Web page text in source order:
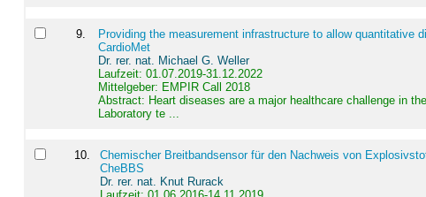
9
Providing the measurement infrastructure to allow quantitative
CardioMet
Dr. rer. nat. Michael G. Weller
Laufzeit: 01.07.2019-31.12.2022
Mittelgeber: EMPIR Call 2018
Abstract: Heart diseases are a major healthcare challenge in
Laboratory te ...
10.
Chemischer Breitbandsensor für den Nachweis von
CheBBS
Dr. rer. nat. Knut Rurack